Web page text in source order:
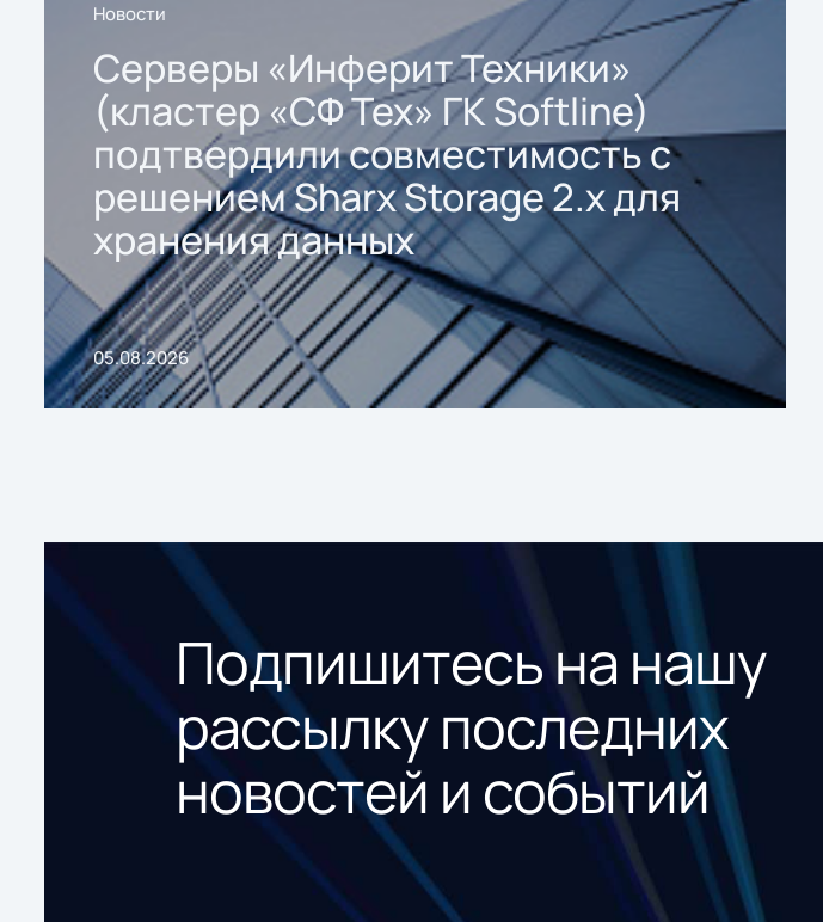
Новости
Серверы «Инферит Техники»
(кластер «СФ Тех» ГК Softline)
подтвердили совместимость с
решением Sharx Storage 2.x для
хранения данных
05.08.2026
Подпишитесь на нашу
рассылку последних
новостей и событий